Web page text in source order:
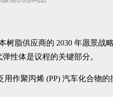
树脂供应商的 2030 年愿景
性体是议程的关键部分。
作聚丙烯 (PP) 汽车化合物